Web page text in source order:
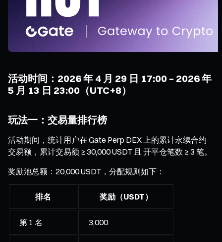
活动时间：2026 年 4 月 29 日 17:00 – 2026 年
5 月 13 日 23:00（UTC+8）
玩法一：交易量排行榜
活动期间，统计用户在 Gate Perp DEX 上的累计永续合约
交易额，累计交易额 ≥ 30,000 USDT 且 开平仓笔数 ≥ 3 笔。
奖励池总额：20,000 USDT，分配规则如下：
排名 奖励（USDT）
第 1 名 3,000